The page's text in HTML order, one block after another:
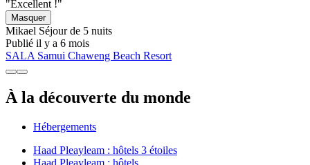
"Excellent !"
Masquer
Mikael Séjour de 5 nuits
Publié il y a 6 mois
SALA Samui Chaweng Beach Resort
À la découverte du monde
Hébergements
Haad Pleayleam : hôtels 3 étoiles
Haad Pleayleam : hôtels